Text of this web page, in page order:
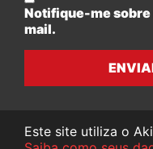
Notifique-me
mail.
Este site utiliza o